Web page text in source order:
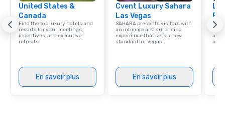
United States &
Canada
Find the top luxury hotels and
resorts for your meetings,
incentives, and executive
retreats.
En savoir plus
Cvent Luxury Sahara
Las Vegas
SAHARA presents visitors with
an intimate and surprising
experience that sets a new
standard for Vegas.
En savoir plus
with
and